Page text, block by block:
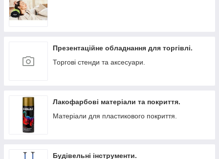
Презентаційне обладнання для торгівлі.
Торгові стенди та аксесуари.
Лакофарбові матеріали та покриття.
Матеріали для пластикового покриття.
Будівельні інструменти.